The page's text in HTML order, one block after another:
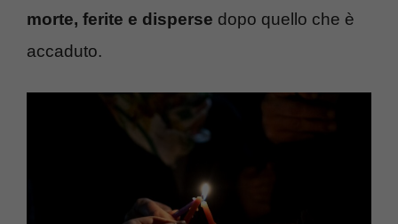
morte, ferite e disperse dopo quello che è
accaduto.